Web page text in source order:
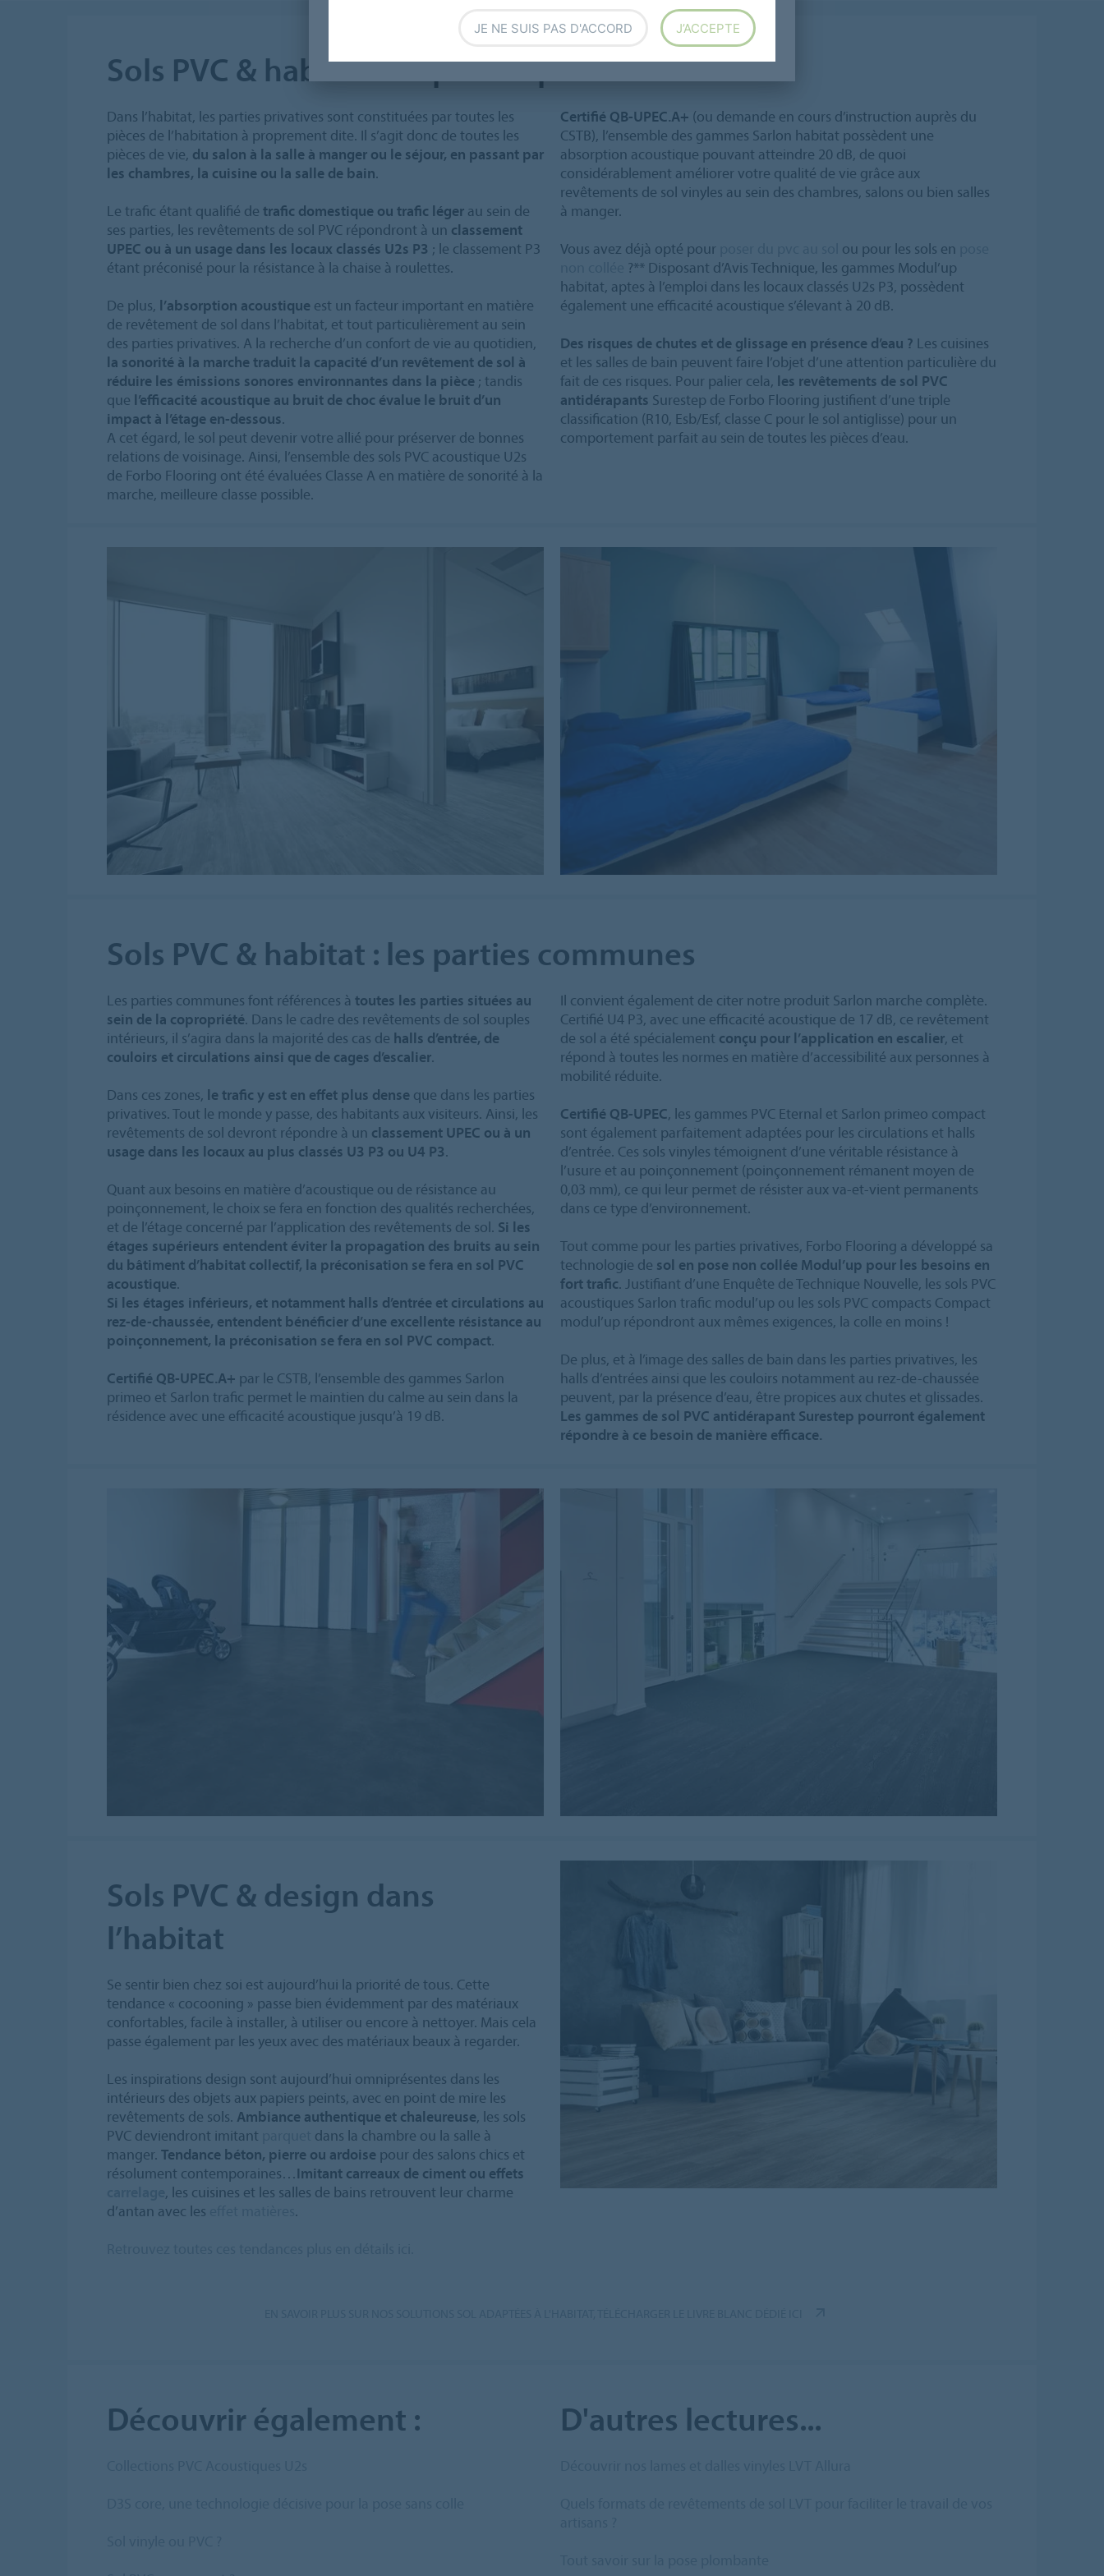
Sols PVC & habitat : les parties privatives
Dans l’habitat, les parties privatives sont constituées par toutes les
pièces de l’habitation à proprement dite. Il s’agit donc de toutes les
pièces de vie, du salon à la salle à manger ou le séjour, en passant par
les chambres, la cuisine ou la salle de bain.
Le trafic étant qualifié de trafic domestique ou trafic léger au sein de
ses parties, les revêtements de sol PVC répondront à un classement
UPEC ou à un usage dans les locaux classés U2s P3 ; le classement P3
étant préconisé pour la résistance à la chaise à roulettes.
De plus, l’absorption acoustique est un facteur important en matière
de revêtement de sol dans l’habitat, et tout particulièrement au sein
des parties privatives. A la recherche d’un confort de vie au quotidien,
la sonorité à la marche traduit la capacité d’un revêtement de sol à
réduire les émissions sonores environnantes dans la pièce ; tandis
que l’efficacité acoustique au bruit de choc évalue le bruit d’un
impact à l’étage en-dessous.
A cet égard, le sol peut devenir votre allié pour préserver de bonnes
relations de voisinage. Ainsi, l’ensemble des sols PVC acoustique U2s
de Forbo Flooring ont été évaluées Classe A en matière de sonorité à la
marche, meilleure classe possible.
Certifié QB-UPEC.A+ (ou demande en cours d’instruction auprès du
CSTB), l’ensemble des gammes Sarlon habitat possèdent une
absorption acoustique pouvant atteindre 20 dB, de quoi
considérablement améliorer votre qualité de vie grâce aux
revêtements de sol vinyles au sein des chambres, salons ou bien salles
à manger.
Vous avez déjà opté pour
ou pour les sols en
?** Disposant d’Avis Technique, les gammes Modul’up
habitat, aptes à l’emploi dans les locaux classés U2s P3, possèdent
également une efficacité acoustique s’élevant à 20 dB.
Des risques de chutes et de glissage en présence d’eau ? Les cuisines
et les salles de bain peuvent faire l’objet d’une attention particulière du
fait de ces risques. Pour palier cela, les revêtements de sol PVC
antidérapants Surestep de Forbo Flooring justifient d’une triple
classification (R10, Esb/Esf, classe C pour le sol antiglisse) pour un
comportement parfait au sein de toutes les pièces d’eau.
Sols PVC & habitat : les parties communes
Les parties communes font références à toutes les parties situées au
sein de la copropriété. Dans le cadre des revêtements de sol souples
intérieurs, il s’agira dans la majorité des cas de halls d’entrée, de
couloirs et circulations ainsi que de cages d’escalier.
Dans ces zones, le trafic y est en effet plus dense que dans les parties
privatives. Tout le monde y passe, des habitants aux visiteurs. Ainsi, les
revêtements de sol devront répondre à un classement UPEC ou à un
usage dans les locaux au plus classés U3 P3 ou U4 P3.
Quant aux besoins en matière d’acoustique ou de résistance au
poinçonnement, le choix se fera en fonction des qualités recherchées,
et de l’étage concerné par l’application des revêtements de sol. Si les
étages supérieurs entendent éviter la propagation des bruits au sein
du bâtiment d’habitat collectif, la préconisation se fera en sol PVC
acoustique.
Si les étages inférieurs, et notamment halls d’entrée et circulations au
rez-de-chaussée, entendent bénéficier d’une excellente résistance au
poinçonnement, la préconisation se fera en sol PVC compact.
Certifié QB-UPEC.A+ par le CSTB, l’ensemble des gammes Sarlon
primeo et Sarlon trafic permet le maintien du calme au sein dans la
résidence avec une efficacité acoustique jusqu’à 19 dB.
Il convient également de citer notre produit Sarlon marche complète.
Certifié U4 P3, avec une efficacité acoustique de 17 dB, ce revêtement
de sol a été spécialement conçu pour l’application en escalier, et
répond à toutes les normes en matière d’accessibilité aux personnes à
mobilité réduite.
Certifié QB-UPEC, les gammes PVC Eternal et Sarlon primeo compact
sont également parfaitement adaptées pour les circulations et halls
d’entrée. Ces sols vinyles témoignent d’une véritable résistance à
l’usure et au poinçonnement (poinçonnement rémanent moyen de
0,03 mm), ce qui leur permet de résister aux va-et-vient permanents
dans ce type d’environnement.
Tout comme pour les parties privatives, Forbo Flooring a développé sa
technologie de sol en pose non collée Modul’up pour les besoins en
fort trafic. Justifiant d’une Enquête de Technique Nouvelle, les sols PVC
acoustiques Sarlon trafic modul’up ou les sols PVC compacts Compact
modul’up répondront aux mêmes exigences, la colle en moins !
De plus, et à l’image des salles de bain dans les parties privatives, les
halls d’entrées ainsi que les couloirs notamment au rez-de-chaussée
peuvent, par la présence d’eau, être propices aux chutes et glissades.
Les gammes de sol PVC antidérapant Surestep pourront également
répondre à ce besoin de manière efficace.
Sols PVC & design dans
l’habitat
Se sentir bien chez soi est aujourd’hui la priorité de tous. Cette
tendance « cocooning » passe bien évidemment par des matériaux
confortables, facile à installer, à utiliser ou encore à nettoyer. Mais cela
passe également par les yeux avec des matériaux beaux à regarder.
Les inspirations design sont aujourd’hui omniprésentes dans les
intérieurs des objets aux papiers peints, avec en point de mire les
revêtements de sols. Ambiance authentique et chaleureuse, les sols
PVC deviendront imitant
dans la chambre ou la salle à
manger. Tendance béton, pierre ou ardoise pour des salons chics et
résolument contemporaines…Imitant carreaux de ciment ou effets
, les cuisines et les salles de bains retrouvent leur charme
d’antan avec les
.
Découvrir également : D'autres lectures...
JE NE SUIS PAS D'ACCORD J’ACCEPTE